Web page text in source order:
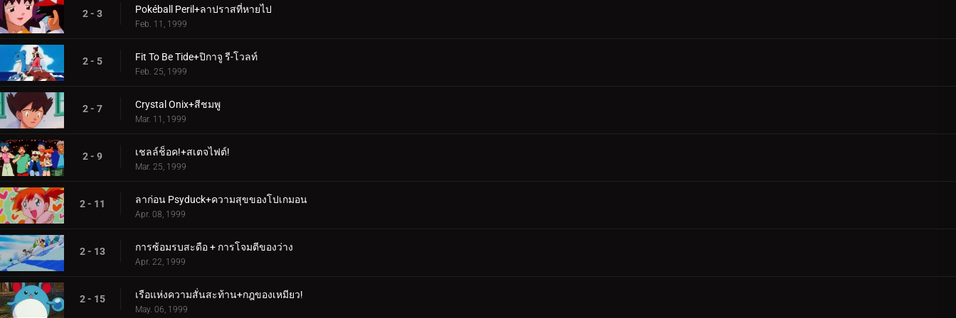
2 - 3 Pokéball Peril+ลาปราสที่หายไป
Feb. 11, 1999
2 - 5 Fit To Be Tide+ปิกาจู รี-โวลท์
Feb. 25, 1999
2 - 7 Crystal Onix+สีชมพู
Mar. 11, 1999
2 - 9 เชลล์ช็อค!+สเตจไฟต์!
Mar. 25, 1999
2 - 11 ลาก่อน Psyduck+ความสุขของโปเกมอน
Apr. 08, 1999
2 - 13 การซ้อมรบสะดือ + การโจมตีของว่าง
Apr. 22, 1999
2 - 15 เรือแห่งความสั่นสะท้าน+กฎของเหมียว!
May. 06, 1999